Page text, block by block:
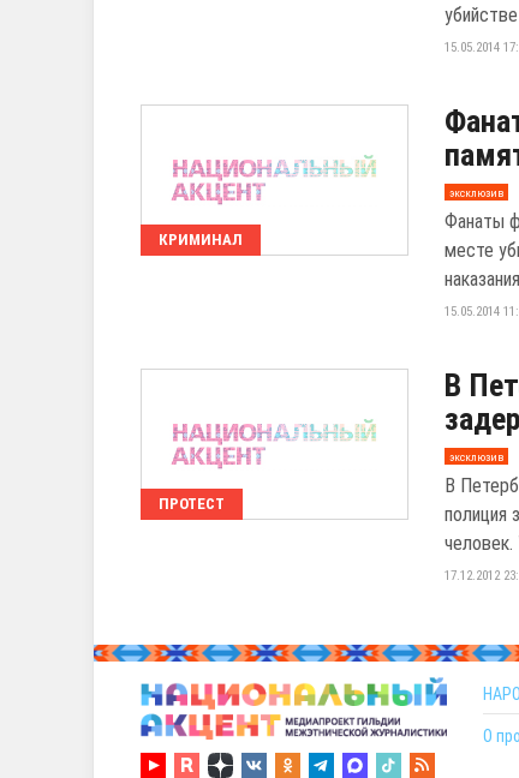
15.05.2014
КРИМИНАЛ
эксклюзив
Фанаты
месте
15.05.2014
ПРОТЕСТ
В
эксклюзив
В
полиция
человек.
17.12.2012
О